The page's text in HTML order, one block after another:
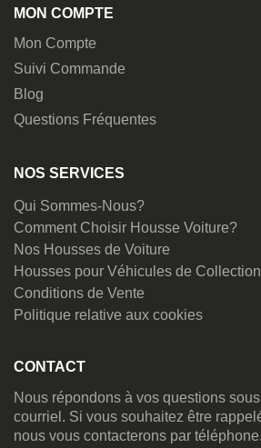
MON COMPTE
Mon Compte
Suivi Commande
Blog
Questions Fréquentes
NOS SERVICES
Qui Sommes-Nous?
Comment Choisir Housse Voiture?
Nos Housses de Voiture
Housses pour Véhicules de Collection
Conditions de Vente
Politique relative aux cookies
CONTACT
Nous répondons à vos questions
courriel. Si vous souhaitez être
nous vous contacterons par téléphone.